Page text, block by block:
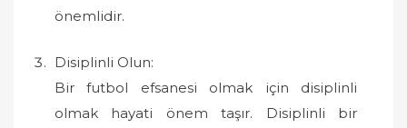
önemlidir.
Disiplinli Olun:
Bir futbol efsanesi olmak için disiplinli
olmak hayati önem taşır. Disiplinli bir